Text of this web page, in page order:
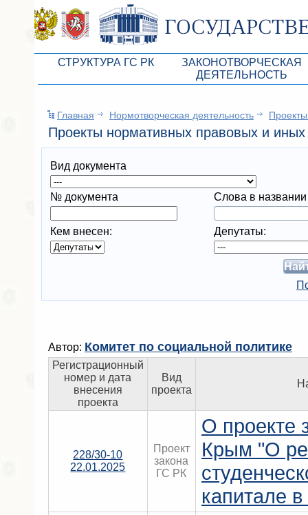
СТРУКТУРА ГС РК
Президиум ГС РК
Депутатский корпус
Комитеты ГС РК
Депутатские фракции ГС РК
Советники Председателя ГС РК
ЗАКОНОТВОРЧЕСКАЯ
ДЕЯТЕЛЬНОСТЬ
Бюджет Республики
Законы
Независимая
Информация
Схема
Статистика
Главная Нормотворческая деятельность
Проекты нормативных правовых и
Вид документа
№ документа Слова в названии
Кем внесен: Депутаты:
Автор: Комитет по социальной политике
Регистрационный
номер и дата
внесения
проекта
Вид
проекта
228/30-10
22.01.2025
Проект
закона
ГС РК
О проекте
Крым "О
капитале